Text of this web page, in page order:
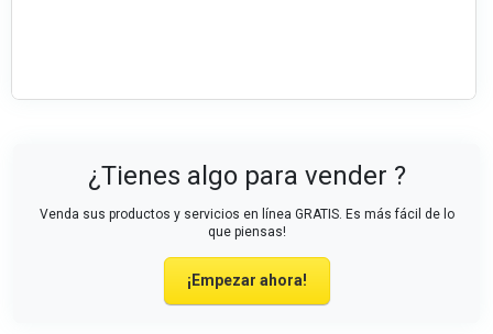
¿Tienes algo para vender ?
Venda sus productos y servicios en línea GRATIS. Es más fácil de lo
que piensas!
¡Empezar ahora!